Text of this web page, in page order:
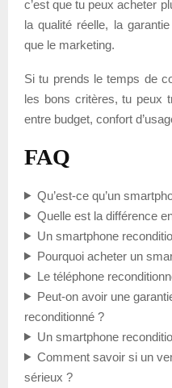
c’est que tu peux acheter
la qualité réelle, la
que le marketing.
Si tu prends le temps de
les bons critères, tu peux
entre budget, confort
FAQ
Qu’est-ce qu’un
Quelle est la différence
Un smartphone
Pourquoi acheter un
Le téléphone
Peut-on avoir une
reconditionné ?
Un smartphone
Comment savoir si un
sérieux ?